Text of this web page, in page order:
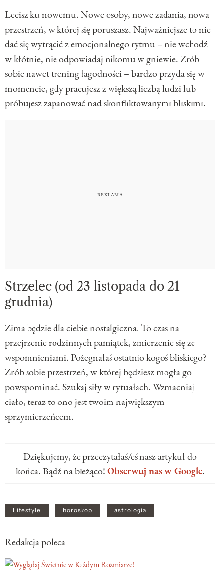
Lecisz ku nowemu. Nowe osoby, nowe zadania, nowa
przestrzeń, w której się poruszasz. Najważniejsze to nie
dać się wytrącić z emocjonalnego rytmu – nie wchodź
w kłótnie, nie odpowiadaj nikomu w gniewie. Zrób
sobie nawet trening łagodności – bardzo przyda się w
momencie, gdy pracujesz z większą liczbą ludzi lub
próbujesz zapanować nad skonfliktowanymi bliskimi.
Strzelec (od 23 listopada do 21
grudnia)
Zima będzie dla ciebie nostalgiczna. To czas na
przejrzenie rodzinnych pamiątek, zmierzenie się ze
wspomnieniami. Pożegnałaś ostatnio kogoś bliskiego?
Zrób sobie przestrzeń, w której będziesz mogła go
powspominać. Szukaj siły w rytuałach. Wzmacniaj
ciało, teraz to ono jest twoim największym
sprzymierzeńcem.
Dziękujemy, że przeczytałaś/eś nasz artykuł do
końca. Bądź na bieżąco!Obserwuj nas w Google.
Lifestyle horoskop astrologia
Redakcja poleca